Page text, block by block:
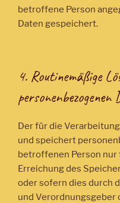
betroffene Person
Daten gespeichert.
4. Routinemäßige
personenbezogenen
Der für die
und speichert
betroffenen Person nur
Erreichung des
oder sofern dies durch
und Verordnungsgeber